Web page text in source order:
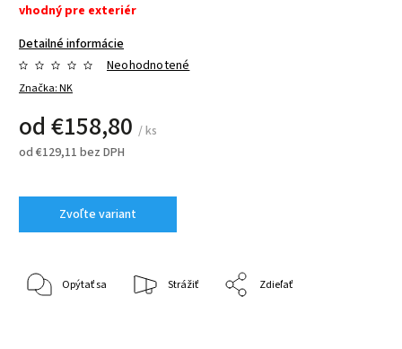
vhodný pre exteriér
Detailné informácie
Značka:NK
Neohodnotené
od €158,80 / ks
od €129,11 bez DPH
Zvoľte variant
Opýtať sa Strážiť Zdieľať